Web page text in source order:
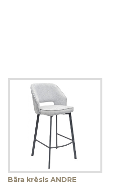
Bāra krēsls ANDRE